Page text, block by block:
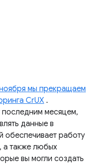
мы прекращаем
CrUX .
месяцем,
данные в
обеспечивает работу
а также любых
вы могли создать